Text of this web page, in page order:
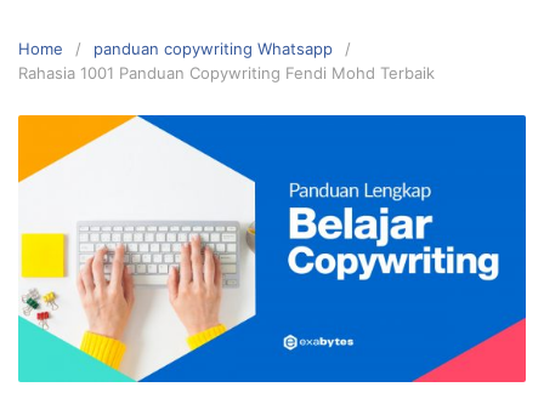
Home
panduan copywriting Whatsapp
Rahasia 1001 Panduan Copywriting Fendi Mohd Terbaik